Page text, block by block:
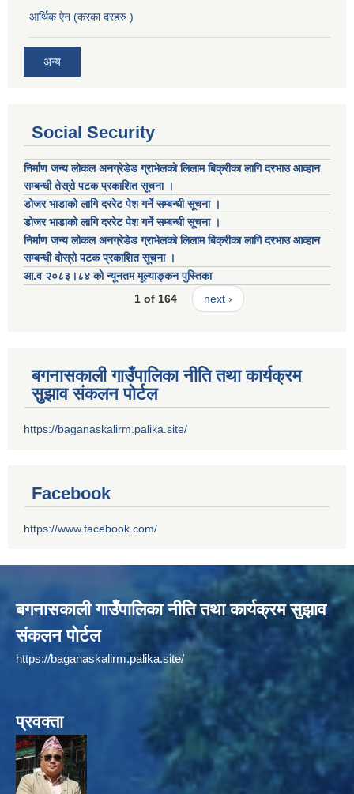
आर्थिक ऐन (करका दरहरु )
अन्य
Social Security
निर्माण जन्य लोकल अनग्रेडेड ग्राभेलको लिलाम बिक्रीका लागि दरभाउ आव्हान
सम्बन्धी तेस्रो पटक प्रकाशित सूचना ।
डाेजर भाडाकाे लागि दररेट पेश गर्ने सम्बन्धी सूचना ।
डाेजर भाडाकाे लागि दररेट पेश गर्ने सम्बन्धी सूचना ।
निर्माण जन्य लोकल अनग्रेडेड ग्राभेलको लिलाम बिक्रीका लागि दरभाउ आव्हान
सम्बन्धी दोस्रो पटक प्रकाशित सूचना ।
आ.व २०८३।८४ को न्यूनतम मूल्याङ्कन पुस्तिका
1 of 164
next ›
बगनासकाली गाउँपालिका नीति तथा कार्यक्रम
सुझाव संकलन पोर्टल
https://baganaskalirm.palika.site/
Facebook
https://www.facebook.com/
बगनासकाली गाउँपालिका नीति तथा कार्यक्रम सुझाव
संकलन पोर्टल
https://baganaskalirm.palika.site/
प्रवक्ता